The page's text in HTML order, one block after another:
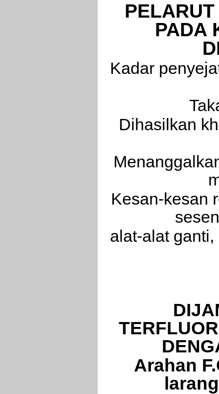
PADA
Kadar
Dihasilkan
Kesan-kesan
alat-alat
Arahan